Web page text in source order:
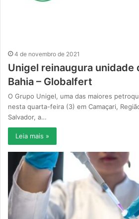
4 de novembro de 2021
Unigel reinaugura unidade
Bahia – Globalfert
O Grupo Unigel, uma das maiores
nesta quarta-feira (3) em Camaçari,
Salvador, a…
Leia mais »